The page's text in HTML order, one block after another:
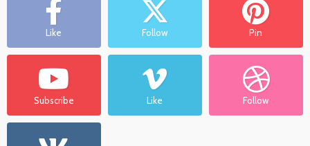
Like Follow Pin
Subscribe Like Follow